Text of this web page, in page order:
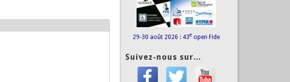
29-30 août 2026 : 43e open Fide
Suivez-nous sur...